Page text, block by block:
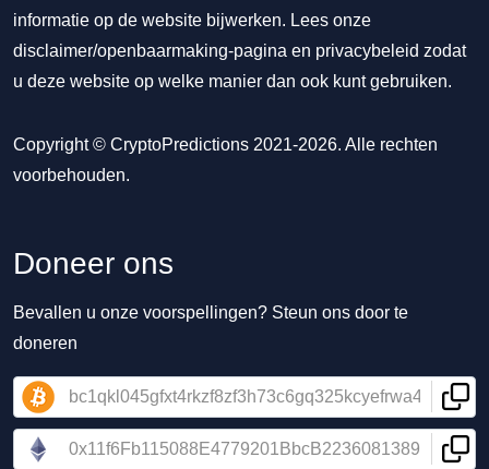
informatie op de website bijwerken. Lees onze
disclaimer/openbaarmaking-pagina en privacybeleid zodat
u deze website op welke manier dan ook kunt gebruiken.
Copyright © CryptoPredictions 2021-2026. Alle rechten
voorbehouden.
Doneer ons
Bevallen u onze voorspellingen? Steun ons door te
doneren